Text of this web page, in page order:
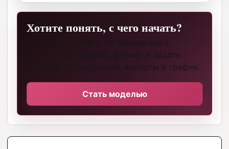
Хотите понять, с чего начать?
Оставьте контакт. На первом шаге
достаточно выбрать формат и задать
вопросы про обучение, выплаты и график.
Стать моделью